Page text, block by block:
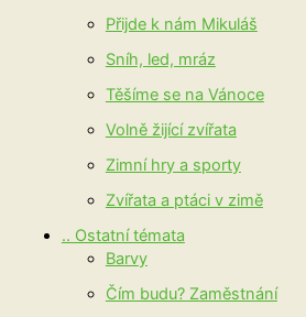
Přijde k nám Mikuláš
Sníh, led, mráz
Těšíme se na Vánoce
Volně žijící zvířata
Zimní hry a sporty
Zvířata a ptáci v zimě
.. Ostatní témata
Barvy
Čím budu? Zaměstnání